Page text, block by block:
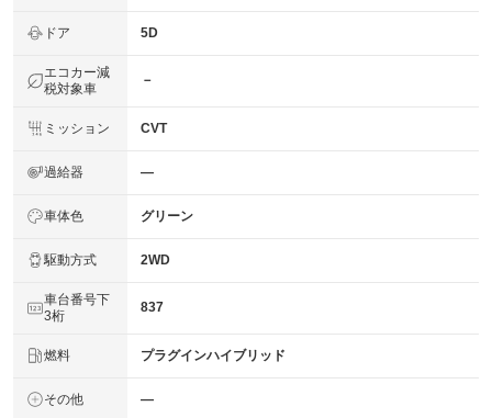
ドア 5D
エコカー減
税対象車
－
ミッション CVT
過給器 ―
車体色 グリーン
駆動方式 2WD
車台番号下
3桁
837
燃料 プラグインハイブリッド
その他 ―